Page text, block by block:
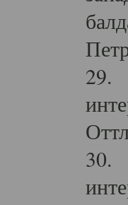
29.
30.